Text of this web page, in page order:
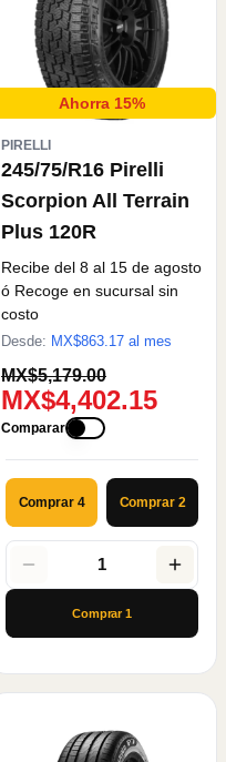
Ahorra 15%
PIRELLI
245/75/R16 Pirelli
Scorpion All Terrain
Plus 120R
Recibe del 8 al 15 de agosto
ó Recoge en sucursal sin
costo
Desde: MX$863.17 al mes
MX$5,179.00
MX$4,402.15
Comparar
Comprar 4 Comprar 2
1
Comprar1